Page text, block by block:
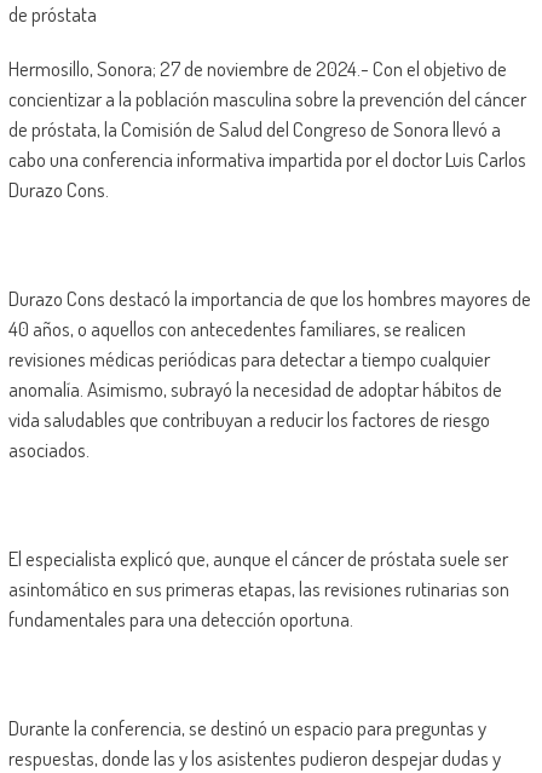
de próstata
Hermosillo, Sonora; 27 de noviembre de 2024.- Con el objetivo de
concientizar a la población masculina sobre la prevención del cáncer
de próstata, la Comisión de Salud del Congreso de Sonora llevó a
cabo una conferencia informativa impartida por el doctor Luis Carlos
Durazo Cons.
Durazo Cons destacó la importancia de que los hombres mayores de
40 años, o aquellos con antecedentes familiares, se realicen
revisiones médicas periódicas para detectar a tiempo cualquier
anomalía. Asimismo, subrayó la necesidad de adoptar hábitos de
vida saludables que contribuyan a reducir los factores de riesgo
asociados.
El especialista explicó que, aunque el cáncer de próstata suele ser
asintomático en sus primeras etapas, las revisiones rutinarias son
fundamentales para una detección oportuna.
Durante la conferencia, se destinó un espacio para preguntas y
respuestas, donde las y los asistentes pudieron despejar dudas y